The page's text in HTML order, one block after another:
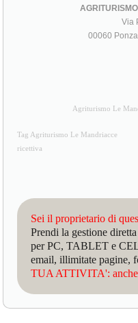
Via
00060
Agriturismo Le
Tag Agriturismo Le Mandriacce
ricettiva
Sei il proprietario di
Prendi la gestione
per PC, TABLET e
email, illimitate pagine,
TUA ATTIVITA':